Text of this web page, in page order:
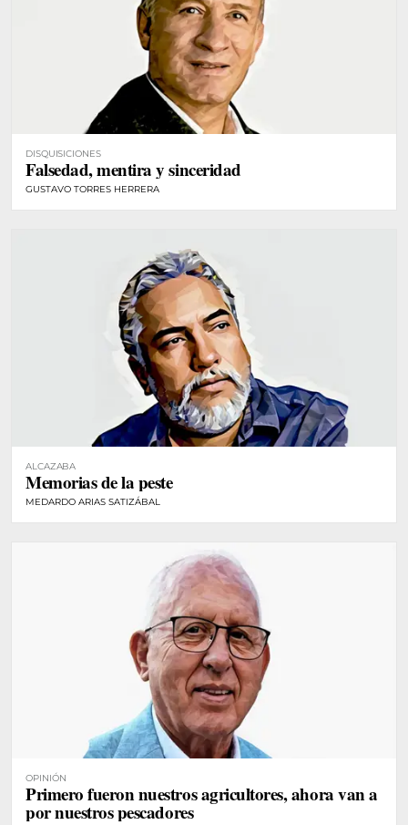
DISQUISICIONES
Falsedad, mentira y sinceridad
GUSTAVO TORRES HERRERA
ALCAZABA
Memorias de la peste
MEDARDO ARIAS SATIZÁBAL
OPINIÓN
Primero fueron nuestros agricultores, ahora van a
por nuestros pescadores